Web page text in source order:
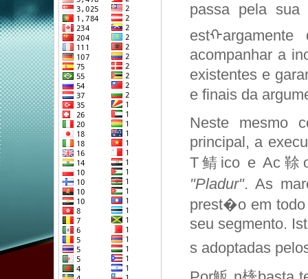
passa pela sua
acompanhar a
existentes e
e finais da
Neste mesmo
principal, a
T鲭ico e Ac䩣
"Pladur". As
prest�o em
seu segmento.
s adoptadas